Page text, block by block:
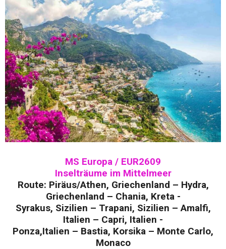
MS Europa / EUR2609
Inselträume im Mittelmeer
Route: Piräus/Athen, Griechenland – Hydra,
Griechenland – Chania, Kreta -
Syrakus, Sizilien – Trapani, Sizilien – Amalfi,
Italien – Capri, Italien -
Ponza,Italien – Bastia, Korsika – Monte Carlo,
Monaco